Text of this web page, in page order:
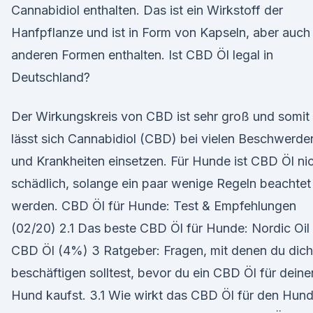
Cannabidiol enthalten. Das ist ein Wirkstoff der
Hanfpflanze und ist in Form von Kapseln, aber auch
anderen Formen enthalten. Ist CBD Öl legal in
Deutschland?
Der Wirkungskreis von CBD ist sehr groß und somit
lässt sich Cannabidiol (CBD) bei vielen
und Krankheiten einsetzen. Für Hunde ist CBD Öl
schädlich, solange ein paar wenige Regeln beachtet
werden. CBD Öl für Hunde: Test & Empfehlungen
(02/20) 2.1 Das beste CBD Öl für Hunde: Nordic Oil
CBD Öl (4%) 3 Ratgeber: Fragen, mit denen du dich
beschäftigen solltest, bevor du ein CBD Öl für
Hund kaufst. 3.1 Wie wirkt das CBD Öl für den